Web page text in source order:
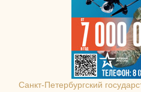
Санкт-Петербургcкий